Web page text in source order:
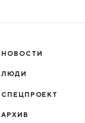
НОВОСТИ
ЛЮДИ
СПЕЦПРОЕКТ
АРХИВ